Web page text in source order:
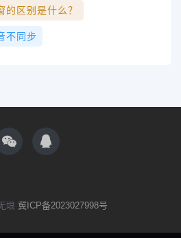
区别是什么？
不同步
垠 冀ICP备2023027998号